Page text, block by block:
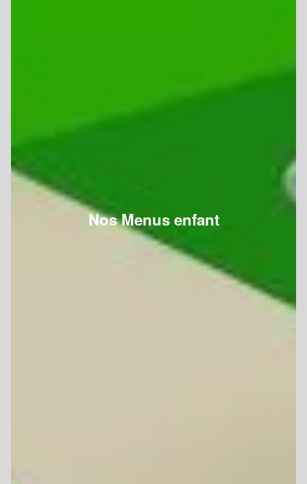
Nos Menus enfant